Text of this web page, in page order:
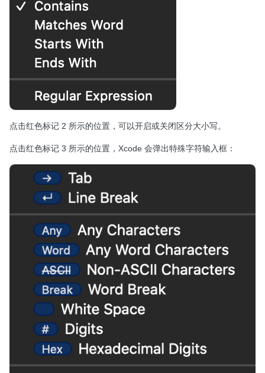
点击红色标记 2 所示的位置，可以开启或关闭区分大小写。
点击红色标记 3 所示的位置，Xcode 会弹出特殊字符输入框：